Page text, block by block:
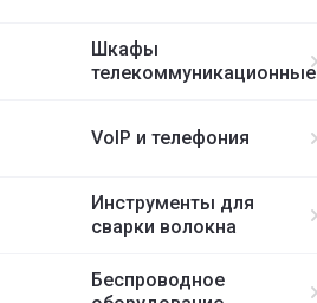
Шкафы
телекоммуникационные
VoIP и телефония
Инструменты для
сварки волокна
Беспроводное